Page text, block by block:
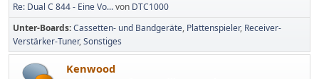
Re: Dual C 844 - Eine Vo...von DTC1000
Unter-Boards Cassetten- und Bandgeräte Plattenspieler Receiver-
Verstärker-Tuner Sonstiges
Kenwood